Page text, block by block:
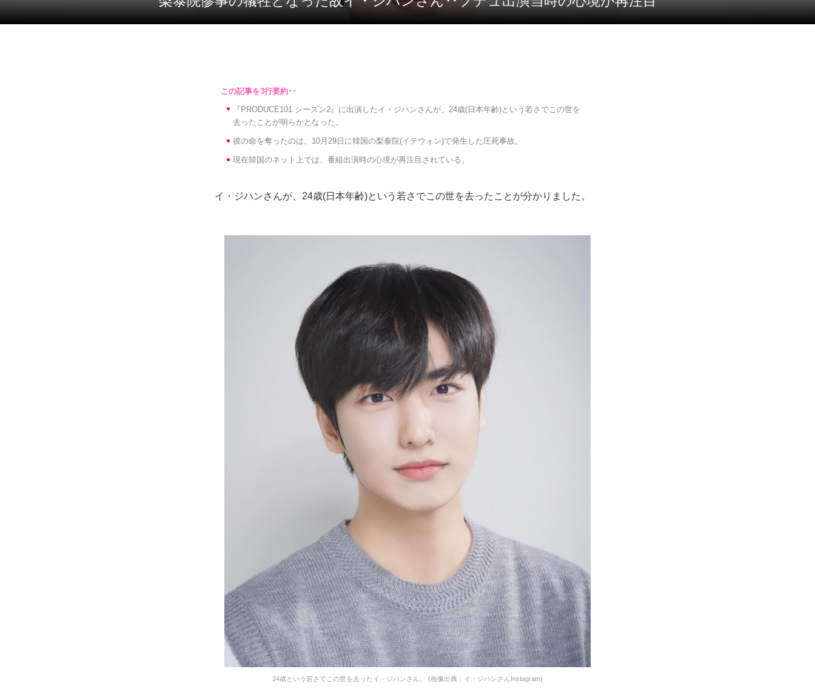
『PRODUCE101 シーズン2』に出演したイ・ジハンさんが、24歳(日本年齢)という若さでこの世を
去ったことが明らかとなった。
彼の命を奪ったのは、10月29日に韓国の梨泰院(イテウォン)で発生した圧死事故。
現在韓国のネット上では、番組出演時の心境が再注目されている。
イ・ジハンさんが、24歳(日本年齢)という若さでこの世を去ったことが分かりました。
24歳という若さでこの世を去ったイ・ジハンさん。 (画像出典：イ・ジハンさんInstagram)